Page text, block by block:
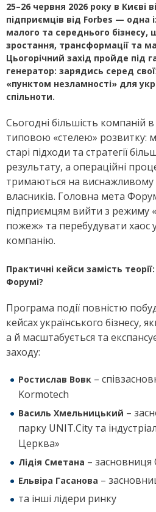
25–26 червня 2026 року в Києві
підприємців від Forbes — одна
малого та середнього бізнесу,
зростання, трансформації та
Цьогорічний захід пройде під
генератор: зарядись серед
«пунктом незламності» для
спільноти.
Сьогодні більшість компаній в
типовою «стелею» розвитку:
старі підходи та стратегії
результату, а операційні
тримаються на виснажливому
власників. Головна мета
підприємцям вийти з режиму
пожеж» та перебудувати хаос
компанію.
Практичні кейси замість
Форумі?
Програма події повністю
кейсах українського бізнесу,
а й масштабується та
заходу:
Ростислав Вовк –
Kormotech
Василь Хмельницький –
парку UNIT.City та
Церква»
Лідія Сметана – засновниця
Ельвіра Гасанова –
та інші лідери ринку